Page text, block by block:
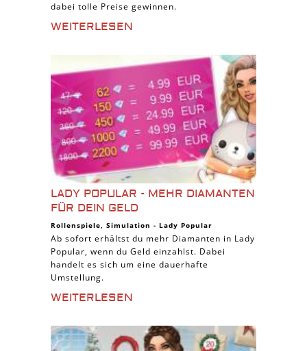
dabei tolle Preise gewinnen.
WEITERLESEN
LADY POPULAR - MEHR DIAMANTEN
FÜR DEIN GELD
Rollenspiele, Simulation - Lady Popular
Ab sofort erhältst du mehr Diamanten in Lady
Popular, wenn du Geld einzahlst. Dabei
handelt es sich um eine dauerhafte
Umstellung.
WEITERLESEN